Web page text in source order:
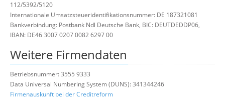
112/5392/5120
Internationale Umsatzsteueridentifikationsnummer: DE 187321081
Bankverbindung: Postbank Ndl Deutsche Bank, BIC: DEUTDEDDP06,
IBAN: DE46 3007 0207 0082 6297 00
Weitere Firmendaten
Betriebsnummer: 3555 9333
Data Universal Numbering System (DUNS): 341344246
Firmenauskunft bei der Creditreform